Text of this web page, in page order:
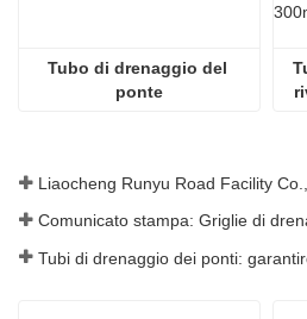
Tubo di drenaggio del
ponte